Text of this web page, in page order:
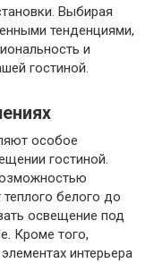
Выбирая
тенденциями,
и
гостиной.
особое
гостиной.
белого до
освещение под
Кроме того,
интерьера